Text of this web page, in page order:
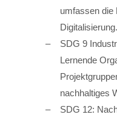
umfassen die
Digitalisierung.
SDG 9
Lernende
nachhaltiges
SDG 12: